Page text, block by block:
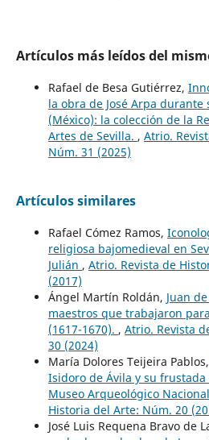
Artículos más leídos del
Rafael de Besa Gutiérrez,
la obra de José Arpa durante
(México): la colección de la
Artes de Sevilla. , Atrio.
Núm. 31 (2025)
Artículos similares
Rafael Cómez Ramos,
religiosa bajomedieval en
Julián , Atrio. Revista de
(2017)
Ángel Martín Roldán, Juan
maestros que trabajaron
(1617-1670). , Atrio. Revista
30 (2024)
María Dolores Teijeira Pablos,
Isidoro de Ávila y su
Museo Arqueológico Nacional
Historia del Arte: Núm. 20
José Luis Requena Bravo de